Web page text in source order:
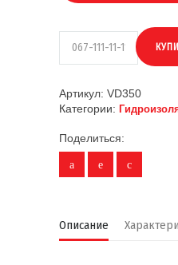
Артикул: VD350
Категории:
Поделиться:
Описание